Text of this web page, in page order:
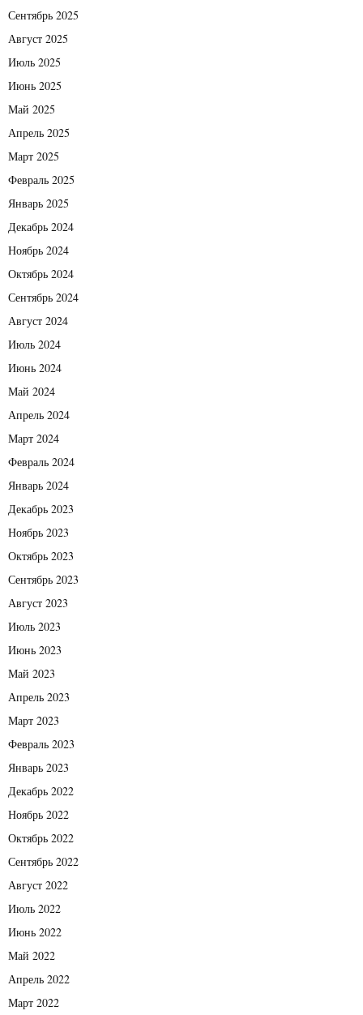
Сентябрь 2025
Август 2025
Июль 2025
Июнь 2025
Май 2025
Апрель 2025
Март 2025
Февраль 2025
Январь 2025
Декабрь 2024
Ноябрь 2024
Октябрь 2024
Сентябрь 2024
Август 2024
Июль 2024
Июнь 2024
Май 2024
Апрель 2024
Март 2024
Февраль 2024
Январь 2024
Декабрь 2023
Ноябрь 2023
Октябрь 2023
Сентябрь 2023
Август 2023
Июль 2023
Июнь 2023
Май 2023
Апрель 2023
Март 2023
Февраль 2023
Январь 2023
Декабрь 2022
Ноябрь 2022
Октябрь 2022
Сентябрь 2022
Август 2022
Июль 2022
Июнь 2022
Май 2022
Апрель 2022
Март 2022